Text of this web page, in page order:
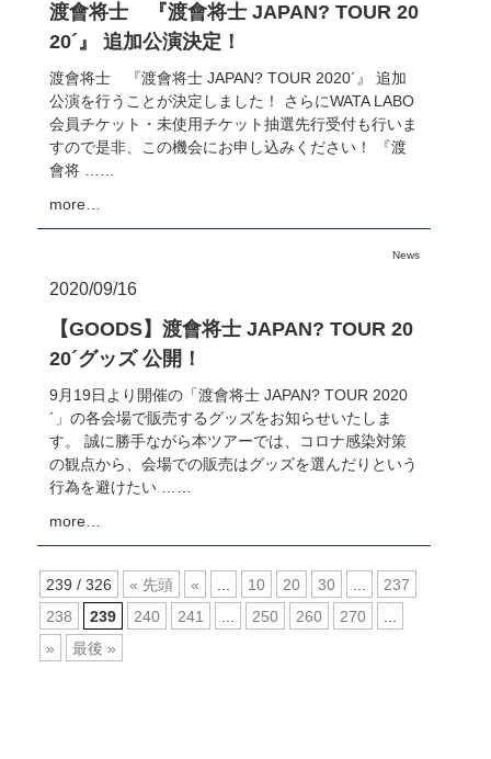
渡會将士 『渡會将士 JAPAN? TOUR 20
20´』 追加公演決定！
渡會将士 『渡會将士 JAPAN? TOUR 2020´』 追加
公演を行うことが決定しました！ さらにWATA LABO
会員チケット・未使用チケット抽選先行受付も行いま
すので是非、この機会にお申し込みください！ 『渡
會将 ……
more…
News
2020/09/16
【GOODS】渡會将士 JAPAN? TOUR 20
20´グッズ 公開！
9月19日より開催の「渡會将士 JAPAN? TOUR 2020
´」の各会場で販売するグッズをお知らせいたしま
す。 誠に勝手ながら本ツアーでは、コロナ感染対策
の観点から、会場での販売はグッズを選んだりという
行為を避けたい ……
more…
239 / 326 « 先頭 « 10 20 30
237
238
239 240 241 250 260 270
»
最後 »